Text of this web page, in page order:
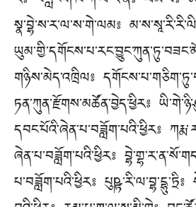
སྣ་བྷེ་ས་ར་ལ་ས་གེ་ལམ༔
གཉིས་མེད་འཁྲིལ༔
ཏན་ཀུན་རྫོགས་མཚོན་བྱེད་ཕྱིར༔
དབང་པོའི་ཞེན་པ་བཟློག་པའི་ཕྱིར༔
ཞེན་པ་བཟློག་པའི་ཕྱིར༔
པ་བཟློག་པའི་ཕྱིར༔